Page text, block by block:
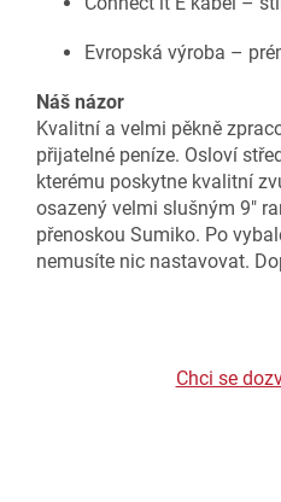
Evropská výroba –
Náš názor
Kvalitní a velmi pěkně
přijatelné peníze. Osloví
kterému poskytne kvalitní
osazený velmi slušným 9"
přenoskou Sumiko. Po
nemusíte nic nastavovat.
Chci se